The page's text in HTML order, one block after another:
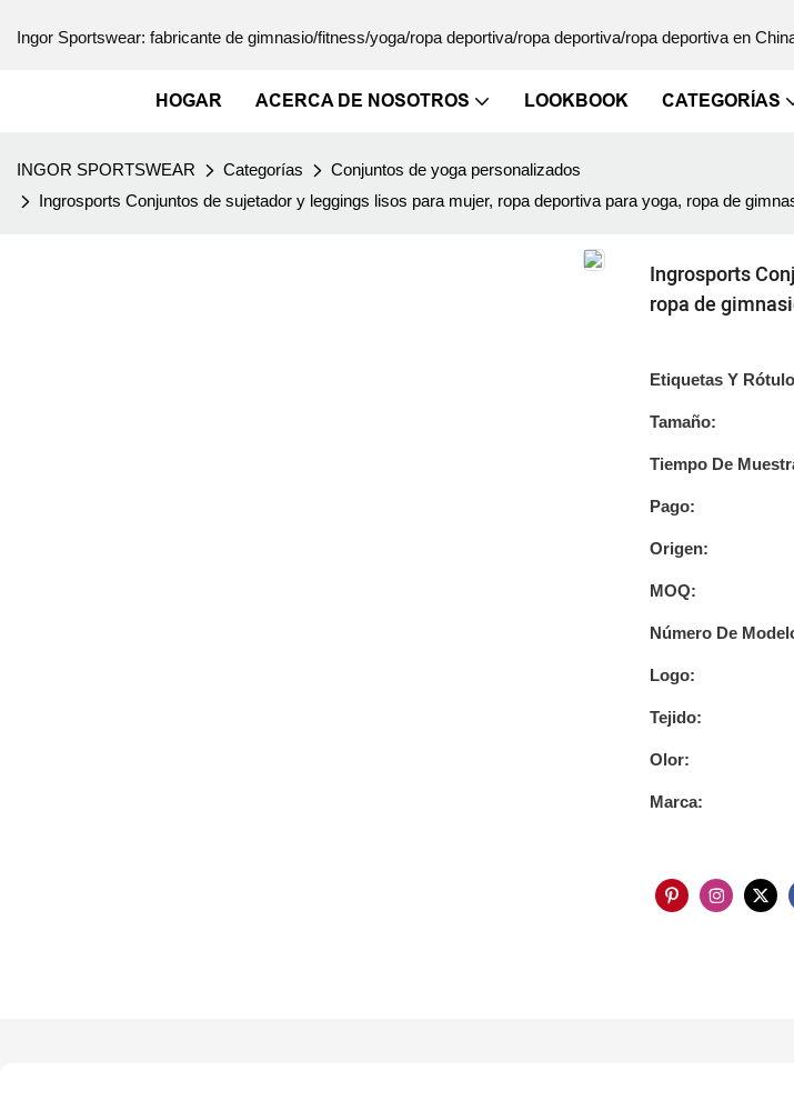
Ingor Sportswear: fabricante de gimnasio/fitness/yoga/ropa deportiva/ropa deportiva/ropa deportiva en
HOGAR ACERCA DE NOSOTROS LOOKBOOK CATEGORÍAS
INGOR SPORTSWEAR Categorías
Conjuntos de yoga personalizados
Ingrosports Conjuntos de sujetador y leggings lisos para mujer, ropa deportiva para yoga, ropa de
Ingrosports
ropa de
Etiquetas Y
Tamaño:
Tiempo De
Pago:
Origen:
MOQ:
Número De
Logo:
Tejido:
Olor:
Marca: